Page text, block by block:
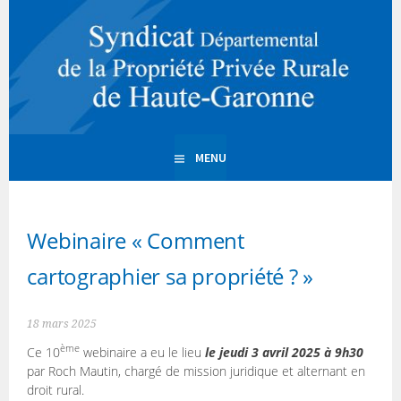
contenu
principal
PPR 31 | Propriété Privée
Rurale de la Haute
Garonne
MENU
Webinaire « Comment
cartographier sa propriété ? »
18 mars 2025
Ce 10ème webinaire a eu le lieule jeudi 3 avril 2025 à 9h30
par Roch Mautin, chargé de mission juridique et alternant en
droit rural.